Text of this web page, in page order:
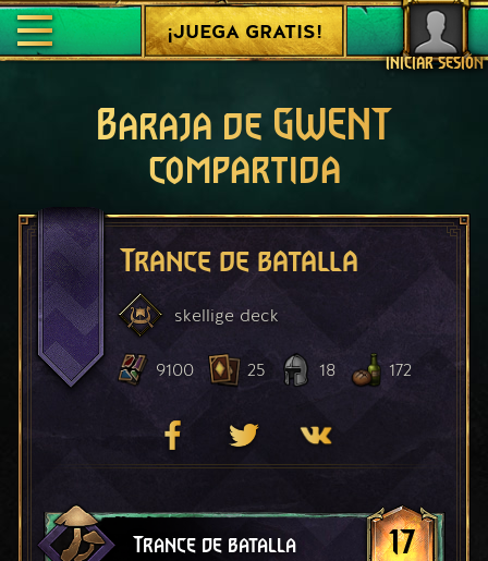
INICIAR SESIÓN
¡JUEGA GRATIS!
Baraja de GWENT
compartida
Trance de batalla
skellige deck
9100 25 18 172
Trance de batalla 17